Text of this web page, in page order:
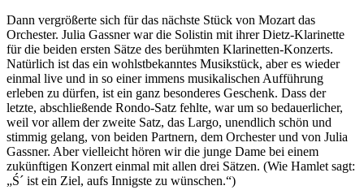
Dann vergrößerte sich für das nächste Stück von Mozart das
Orchester. Julia Gassner war die Solistin mit ihrer Dietz-Klarinette
für die beiden ersten Sätze des berühmten Klarinetten-Konzerts.
Natürlich ist das ein wohlstbekanntes Musikstück, aber es wieder
einmal live und in so einer immens musikalischen Aufführung
erleben zu dürfen, ist ein ganz besonderes Geschenk. Dass der
letzte, abschließende Rondo-Satz fehlte, war um so bedauerlicher,
weil vor allem der zweite Satz, das Largo, unendlich schön und
stimmig gelang, von beiden Partnern, dem Orchester und von Julia
Gassner. Aber vielleicht hören wir die junge Dame bei einem
zukünftigen Konzert einmal mit allen drei Sätzen. (Wie Hamlet sagt:
„Ś´ ist ein Ziel, aufs Innigste zu wünschen.“)